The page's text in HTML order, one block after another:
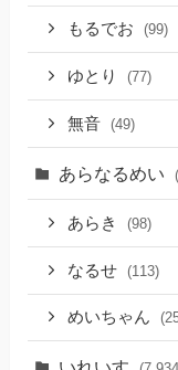
もるでお (99)
ゆとり (77)
無音 (49)
あらなるめい
あらき (98)
なるせ (113)
めいちゃん